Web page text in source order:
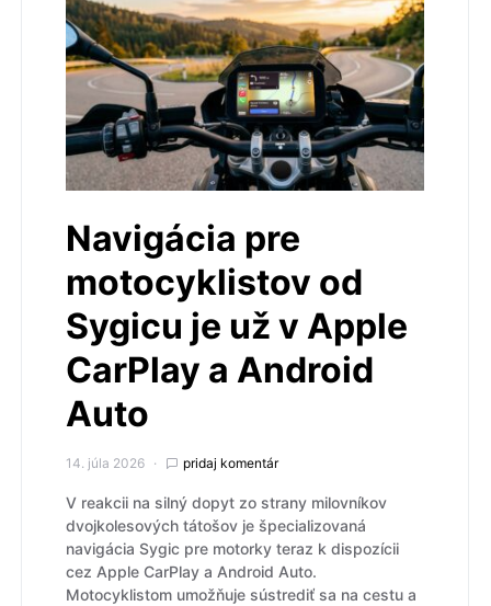
Navigácia pre
motocyklistov od
Sygicu je už v Apple
CarPlay a Android
Auto
14. júla 2026 pridaj komentár
V reakcii na silný dopyt zo strany milovníkov
dvojkolesových tátošov je špecializovaná
navigácia Sygic pre motorky teraz k dispozícii
cez Apple CarPlay a Android Auto.
Motocyklistom umožňuje sústrediť sa na cestu a